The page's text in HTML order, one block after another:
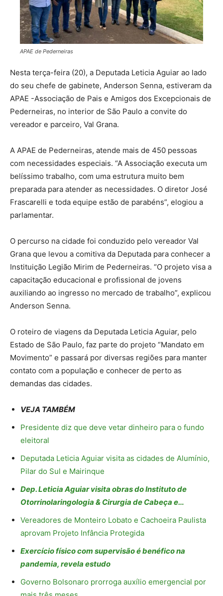
APAE de Pederneiras
Nesta terça-feira (20), a Deputada Leticia Aguiar ao lado
do seu chefe de gabinete, Anderson Senna, estiveram da
APAE -Associação de Pais e Amigos dos Excepcionais de
Pederneiras, no interior de São Paulo a convite do
vereador e parceiro, Val Grana.
A APAE de Pederneiras, atende mais de 450 pessoas
com necessidades especiais. “A Associação executa um
belíssimo trabalho, com uma estrutura muito bem
preparada para atender as necessidades. O diretor José
Frascarelli e toda equipe estão de parabéns”, elogiou a
parlamentar.
O percurso na cidade foi conduzido pelo vereador Val
Grana que levou a comitiva da Deputada para conhecer a
Instituição Legião Mirim de Pederneiras. “O projeto visa a
capacitação educacional e profissional de jovens
auxiliando ao ingresso no mercado de trabalho”, explicou
Anderson Senna.
O roteiro de viagens da Deputada Leticia Aguiar, pelo
Estado de São Paulo, faz parte do projeto “Mandato em
Movimento” e passará por diversas regiões para manter
contato com a população e conhecer de perto as
demandas das cidades.
VEJA TAMBÉM
Presidente diz que deve vetar dinheiro para o fundo
eleitoral
Deputada Leticia Aguiar visita as cidades de Alumínio,
Pilar do Sul e Mairinque
Dep. Leticia Aguiar visita obras do Instituto de
Otorrinolaringologia & Cirurgia de Cabeça e…
Vereadores de Monteiro Lobato e Cachoeira Paulista
aprovam Projeto Infância Protegida
Exercício físico com supervisão é benéfico na
pandemia, revela estudo
Governo Bolsonaro prorroga auxílio emergencial por